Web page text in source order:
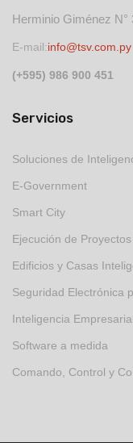
Herminio Giménez N°
E-mail:info@tsv.com.py
(+595) 986 900 451
Servicios
Soluciones de
E-Government
Smart City
Ejecución de
Edificios y Casas
Seguridad Electrónica
Inteligencia
Software a medida
Comando, Control y